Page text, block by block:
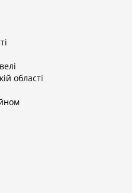
області
з басейном
з басейном
області